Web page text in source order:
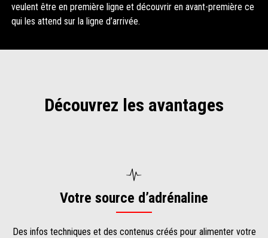
veulent être en première ligne et découvrir en avant-première ce
qui les attend sur la ligne d’arrivée.
Découvrez les avantages
Votre source d’adrénaline
Des infos techniques et des contenus créés pour alimenter votre